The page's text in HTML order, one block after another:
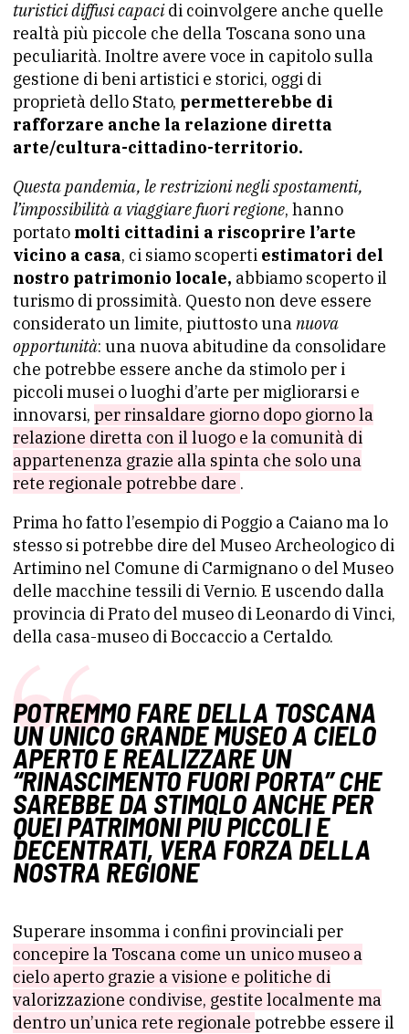
turistici diffusi capacidi coinvolgere anche quelle
realtà più piccole che della Toscana sono una
peculiarità. Inoltre avere voce in capitolo sulla
gestione di beni artistici e storici, oggi di
proprietà dello Stato, permetterebbe di
rafforzare anche la relazione diretta
arte/cultura-cittadino-territorio.
Questa pandemia, le restrizioni negli spostamenti,
l’impossibilità a viaggiare fuori regione, hanno
portato molti cittadini a riscoprire l’arte
vicino a casa, ci siamo scoperti estimatori del
nostro patrimonio locale, abbiamo scoperto il
turismo di prossimità. Questo non deve essere
considerato un limite, piuttosto unanuova
opportunità: una nuova abitudine da consolidare
che potrebbe essere anche da stimolo per i
piccoli musei o luoghi d’arte per migliorarsi e
innovarsi, per rinsaldare giorno dopo giorno la
relazione diretta con il luogo e la comunità di
appartenenza grazie alla spinta che solo una
rete regionale potrebbe dare .
Prima ho fatto l’esempio di Poggio a Caiano ma lo
stesso si potrebbe dire del Museo Archeologico di
Artimino nel Comune di Carmignano o del Museo
delle macchine tessili di Vernio. E uscendo dalla
provincia di Prato del museo di Leonardo di Vinci,
della casa-museo di Boccaccio a Certaldo.
POTREMMO FARE DELLA TOSCANA
UN UNICO GRANDE MUSEO A CIELO
APERTO E REALIZZARE UN
“RINASCIMENTO FUORI PORTA” CHE
SAREBBE DA STIMOLO ANCHE PER
QUEI PATRIMONI PIÙ PICCOLI E
DECENTRATI, VERA FORZA DELLA
NOSTRA REGIONE
Superare insomma i confini provinciali per
concepire la Toscana come un unico museo a
cielo aperto grazie a visione e politiche di
valorizzazione condivise, gestite localmente ma
dentro un’unica rete regionale potrebbe essere il